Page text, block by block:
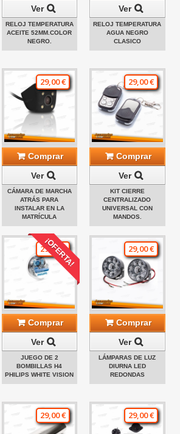
Ver
RELOJ TEMPERATURA
ACEITE 52MM.COLOR
NEGRO.
Ver
RELOJ TEMPERATURA
AGUA NEGRO
CLASICO
29,00 €
Comprar
Ver
CÁMARA DE MARCHA
ATRÁS PARA
INSTALAR EN LA
MATRÍCULA
29,00 €
Comprar
Ver
KIT CIERRE
CENTRALIZADO
UNIVERSAL CON
MANDOS.
¡OFERTA!
29,00 €
Comprar
Ver
JUEGO DE 2
BOMBILLAS H4
PHILIPS WHITE VISION
29,00 €
Comprar
Ver
LÁMPARAS DE LUZ
DIURNA LED
REDONDAS
29,00 € 29,00 €